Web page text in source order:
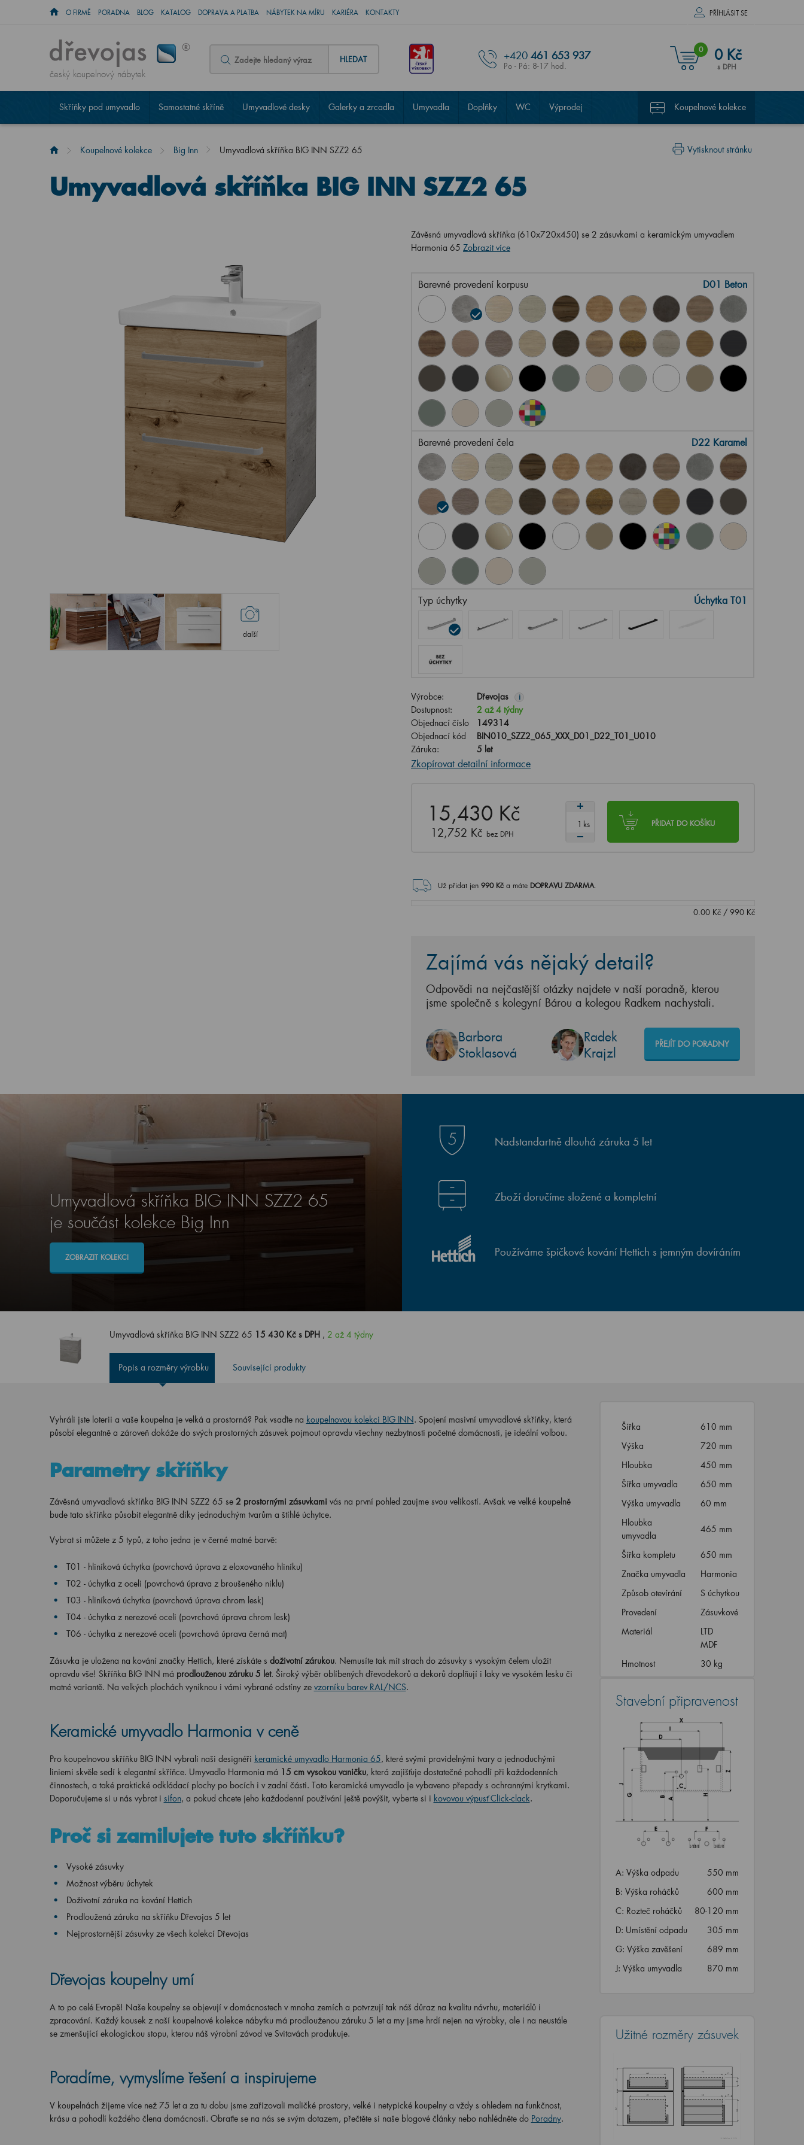
O FIRMĚ PORADNA BLOG KATALOG DOPRAVA A PLATBA NÁBYTEK NA MÍRU KARIÉRA KONTAKTY PŘÍHLÁSIT SE
český koupelnový nábytek
HLEDAT +420 461 653 937
Po - Pá: 8-17 hod.
0 0 Kč
s DPH
Skříňky pod umyvadlo Samostatné skříně Umyvadlové desky Galerky a zrcadla Umyvadla Doplňky WC Výprodej Koupelnové kolekce
Vytisknout stránku
Koupelnové kolekce Big Inn Umyvadlová skříňka BIG INN SZZ2 65
Umyvadlová skříňka BIG INN SZZ2 65
další
Závěsná umyvadlová skříňka (610x720x450) se 2 zásuvkami a keramickým umyvadlem
Harmonia 65 Zobrazit více
Barevné provedení korpusu D01 Beton
Barevné provedení čela D22 Karamel
Typ úchytky Úchytka T01
Výrobce: Dřevojas i
Dostupnost:
2 až 4 týdny
Objednací číslo
149314
Objednací kód
BIN010_SZZ2_065_XXX_D01_D22_T01_U010
Záruka:
5 let
Zkopírovat detailní informace
15,430 Kč
12,752 Kč bez DPH
PŘIDAT DO KOŠÍKU
ks
Už přidat jen 990Kč a máte DOPRAVU ZDARMA.
0.00Kč/ 990Kč
Zajímá vás nějaký detail?
Odpovědi na nejčastější otázky najdete v naší poradně, kterou
jsme společně s kolegyní Bárou a kolegou Radkem nachystali.
Barbora
Stoklasová
Radek
Krajzl
PŘEJÍT DO PORADNY
Umyvadlová skříňka BIG INN SZZ2 65
je součást kolekce Big Inn
ZOBRAZIT KOLEKCI
Nadstandartně dlouhá záruka 5 let
Zboží doručíme složené a kompletní
Používáme špičkové kování Hettich s jemným dovíráním
Umyvadlová skříňka BIG INN SZZ2 65 15 430 Kč s DPH , 2 až 4 týdny
Popis a rozměry výrobku Související produkty
Vyhráli jste loterii a vaše koupelna je velká a prostorná? Pak vsaďte na koupelnovou kolekci BIG INN. Spojení masivní umyvadlové skříňky, která
působí elegantně a zároveň dokáže do svých prostorných zásuvek pojmout opravdu všechny nezbytnosti početné domácnosti, je ideální volbou.
Parametry skříňky
Závěsná umyvadlová skříňka BIG INN SZZ2 65 se 2 prostornými zásuvkami vás na první pohled zaujme svou velikostí. Avšak ve velké koupelně
bude tato skříňka působit elegantně díky jednoduchým tvarům a štíhlé úchytce.
Vybrat si můžete z 5 typů, z toho jedna je v černé matné barvě:
T01 - hliníková úchytka (povrchová úprava z eloxovaného hliníku)
T02 - úchytka z oceli (povrchová úprava z broušeného niklu)
T03 - hliníková úchytka (povrchová úprava chrom lesk)
T04 - úchytka z nerezové oceli (povrchová úprava chrom lesk)
T06 - úchytka z nerezové oceli (povrchová úprava černá mat)
Zásuvka je uložena na kování značky Hettich, které získáte s doživotní zárukou. Nemusíte tak mít strach do zásuvky s vysokým čelem uložit
opravdu vše! Skříňka BIG INN má prodlouženou záruku 5 let. Široký výběr oblíbených dřevodekorů a dekorů doplňují i laky ve vysokém lesku či
matné variantě. Na velkých plochách vyniknou i vámi vybrané odstíny ze vzorníku barev RAL/NCS.
Keramické umyvadlo Harmonia v ceně
Pro koupelnovou skříňku BIG INN vybrali naši designéři keramické umyvadlo Harmonia 65, které svými pravidelnými tvary a jednoduchými
liniemi skvěle sedí k elegantní skříňce. Umyvadlo Harmonia má 15 cm vysokou vaničku, která zajišťuje dostatečné pohodlí při každodenních
činnostech, a také praktické odkládací plochy po bocích i v zadní části. Toto keramické umyvadlo je vybaveno přepady s ochrannými krytkami.
Doporučujeme si u nás vybrat i sifon, a pokud chcete jeho každodenní používání ještě povýšit, vyberte si i kovovou výpusť Click-clack.
Proč si zamilujete tuto skříňku?
Vysoké zásuvky
Možnost výběru úchytek
Doživotní záruka na kování Hettich
Prodloužená záruka na skříňku Dřevojas 5 let
Nejprostornější zásuvky ze všech kolekcí Dřevojas
Dřevojas koupelny umí
A to po celé Evropě! Naše koupelny se objevují v domácnostech v mnoha zemích a potvrzují tak náš důraz na kvalitu návrhu, materiálů i
zpracování. Každý kousek z naší koupelnové kolekce nábytku má prodlouženou záruku 5 let a my jsme hrdí nejen na výrobky, ale i na neustále
se zmenšující ekologickou stopu, kterou náš výrobní závod ve Svitavách produkuje.
Poradíme, vymyslíme řešení a inspirujeme
V koupelnách žijeme více než 75 let a za tu dobu jsme zařizovali maličké prostory, velké i netypické koupelny a vždy s ohledem na funkčnost,
krásu a pohodlí každého člena domácnosti. Obraťte se na nás se svým dotazem, přečtěte si naše blogové články nebo nahlédněte do Poradny.
Šířka
610 mm
Výška
720 mm
Hloubka
450 mm
Šířka umyvadla
650 mm
Výška umyvadla
60 mm
Hloubka
umyvadla
465 mm
Šířka kompletu
650 mm
Značka umyvadla
Harmonia
Způsob otevírání
S úchytkou
Provedení
Zásuvkové
Materiál
LTD
MDF
Hmotnost
30 kg
Stavební připravenost
A: Výška odpadu
550 mm
B: Výška roháčků
600 mm
C: Rozteč roháčků
80-120 mm
D: Umístění odpadu
305 mm
G: Výška zavěšení
689 mm
J: Výška umyvadla
870 mm
Užitné rozměry zásuvek